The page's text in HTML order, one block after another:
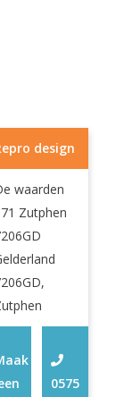
design
waarden
Zutphen
0575